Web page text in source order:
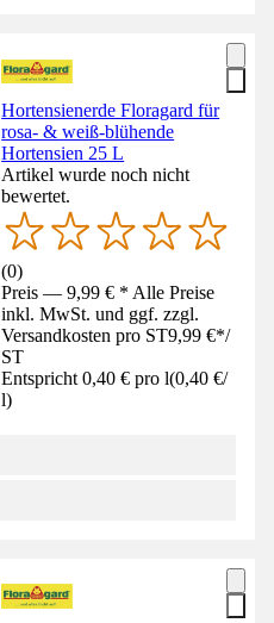
Hortensienerde Floragard für
rosa- & weiß-blühende
Hortensien 25 L
Artikel wurde noch nicht
bewertet.
(0)
Preis — 9,99 € * Alle Preise
inkl. MwSt. und ggf. zzgl.
Versandkosten pro ST9,99 €*/
ST
Entspricht 0,40 € pro l(0,40 €/
l)